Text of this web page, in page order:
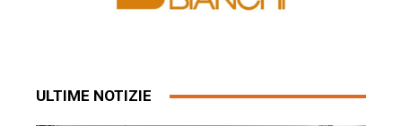
ULTIME NOTIZIE